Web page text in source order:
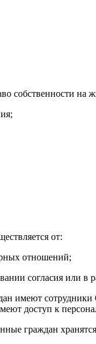
собственности на
от:
отношений;
согласия или в
имеют
доступ к
граждан